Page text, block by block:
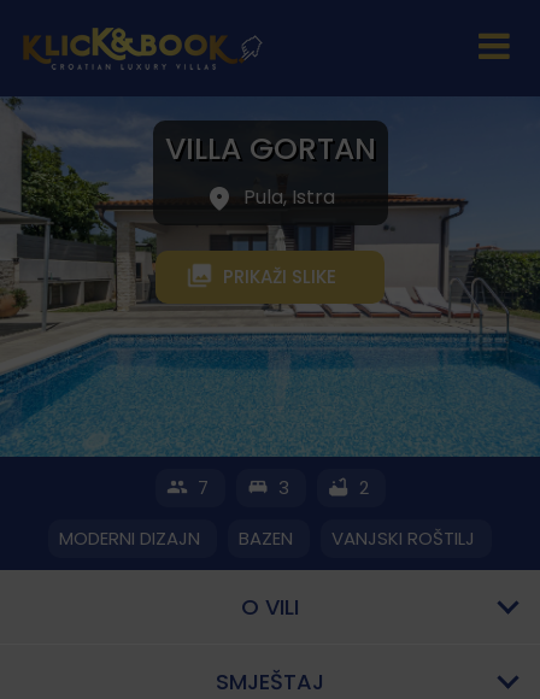
VILLA GORTAN
Pula, Istra
PRIKAŽI SLIKE
7 3
2
MODERNI DIZAJN
BAZEN VANJSKI ROŠTILJ
O VILI
SMJEŠTAJ